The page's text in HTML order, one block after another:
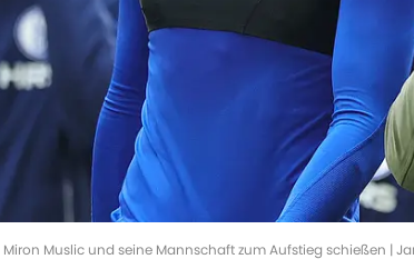
Miron Muslic und seine Mannschaft zum Aufstieg schießen |